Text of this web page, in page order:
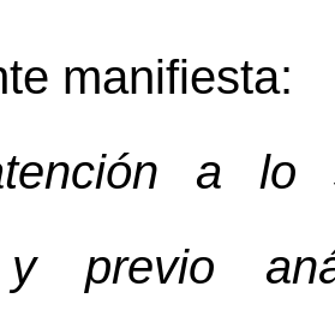
manifiesta:
a lo
y previo